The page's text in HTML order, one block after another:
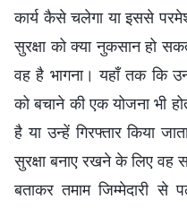
कार्य कैसे चलेगा या इससे
सुरक्षा को क्या नुकसान हो
वह है भागना। यहाँ तक कि
को बचाने की एक योजना भी
है या उन्हें गिरफ्तार किया
सुरक्षा बनाए रखने के लिए
बताकर तमाम जिम्मेदारी